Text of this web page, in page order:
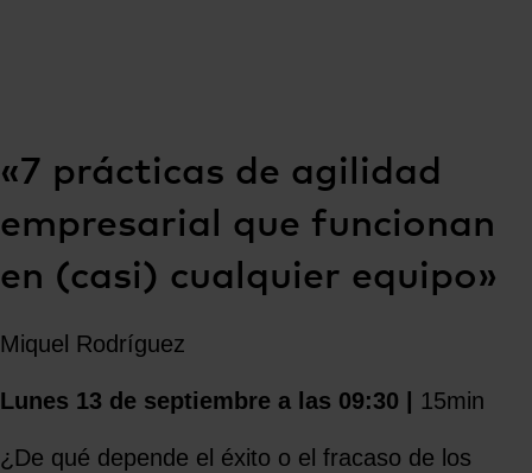
«7 prácticas de agilidad
empresarial que funcionan
en (casi) cualquier equipo»
Miquel Rodríguez
Lunes 13 de septiembre a las 09:30 | 15min
¿De qué depende el éxito o el fracaso de los